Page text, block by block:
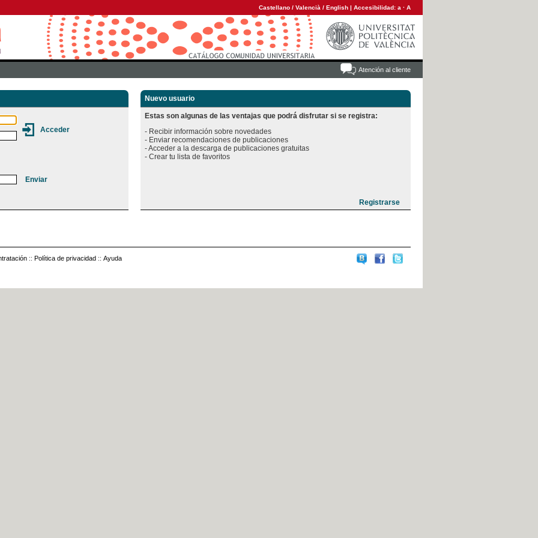
Castellano / Valencià / English | Accesibilidad: a · A
Atención al cliente
Nuevo usuario
Estas son algunas de las ventajas que podrá disfrutar si se registra:
- Recibir información sobre novedades
- Enviar recomendaciones de publicaciones
- Acceder a la descarga de publicaciones gratuitas
:: Política de privacidad :: Ayuda